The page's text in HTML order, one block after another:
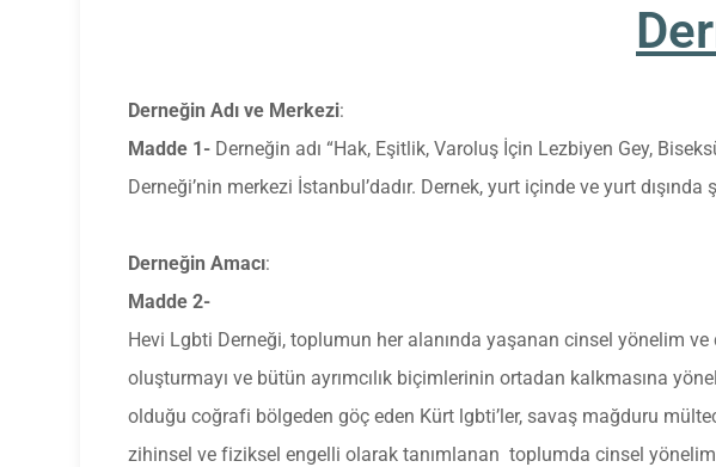
Derneğin Adı ve Merkezi:
Madde 1- Derneğin adı “Hak, Eşitlik, Varoluş İçin Lezbiyen Gey,
Derneği’nin merkezi İstanbul’dadır. Dernek, yurt içinde ve yurt dışında
Derneğin Amacı:
Madde 2-
Hevi Lgbti Derneği, toplumun her alanında yaşanan cinsel yönelim
oluşturmayı ve bütün ayrımcılık biçimlerinin ortadan kalkmasına
olduğu coğrafi bölgeden göç eden Kürt lgbti’ler, savaş mağduru
zihinsel ve fiziksel engelli olarak tanımlanan toplumda cinsel